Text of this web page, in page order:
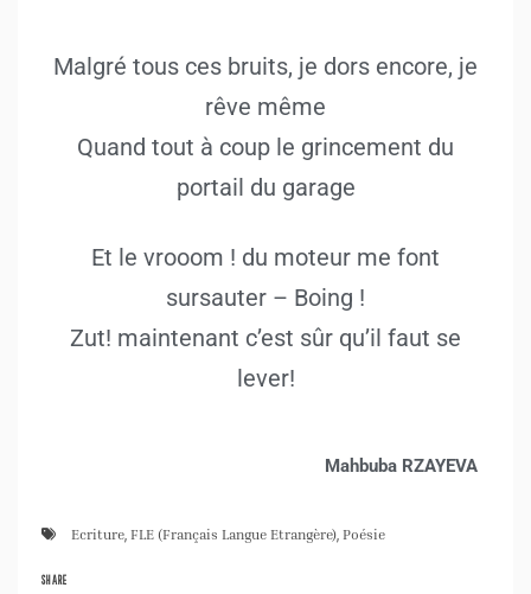
Malgré tous ces bruits, je dors encore, je
rêve même
Quand tout à coup le grincement du
portail du garage
Et le vrooom ! du moteur me font
sursauter – Boing !
Zut! maintenant c’est sûr qu’il faut se
lever!
Mahbuba RZAYEVA
Ecriture, FLE (Français Langue Etrangère), Poésie
SHARE